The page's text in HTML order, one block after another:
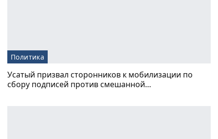
Политика
Усатый призвал сторонников к мобилизации по
сбору подписей против смешанной…